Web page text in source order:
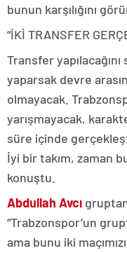
bunun karşılığını
“İKİ TRANSFER
Transfer
yaparsak devre
olmayacak.
yarışmayacak,
süre içinde
İyi bir takım, zaman
konuştu.
Abdullah Avcı
“Trabzonspor’un
ama bunu iki